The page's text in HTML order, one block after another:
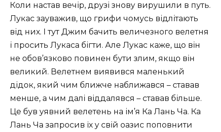
Коли настав вечір, друзі знову вирушили в путь.
Лукас зауважив, що грифи чомусь відлітають
від них. І тут Джим бачить величезного велетня
і просить Лукаса бігти. Але Лукас каже, що він
не обов’язково повинен бути злим, якщо він
великий. Велетнем виявився маленький
дідок, який чим ближче наближався – ставав
менше, а чим далі віддалявся – ставав більше.
Це був уявний велетень на ім’я Ка Лань Ча. Ка
Лань Ча запросив їх у свій оазис поповнити